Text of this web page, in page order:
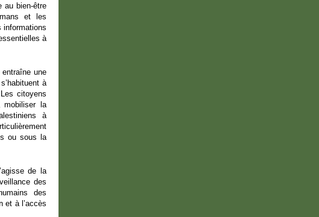
au bien-être
et les
informations
à
une
à
citoyens
la
à
ou sous la
de la
des
des
et à l’accès